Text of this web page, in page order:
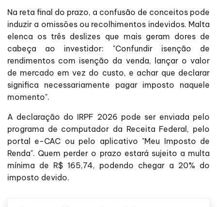
Na reta final do prazo, a confusão de conceitos pode
induzir a omissões ou recolhimentos indevidos. Malta
elenca os três deslizes que mais geram dores de
cabeça ao investidor: "Confundir isenção de
rendimentos com isenção da venda, lançar o valor
de mercado em vez do custo, e achar que declarar
significa necessariamente pagar imposto naquele
momento".
A declaração do IRPF 2026 pode ser enviada pelo
programa de computador da Receita Federal, pelo
portal e-CAC ou pelo aplicativo "Meu Imposto de
Renda". Quem perder o prazo estará sujeito a multa
mínima de R$ 165,74, podendo chegar a 20% do
imposto devido.